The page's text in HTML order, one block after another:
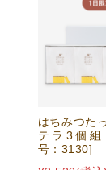
はちみつた
テラ3個
号：3130]